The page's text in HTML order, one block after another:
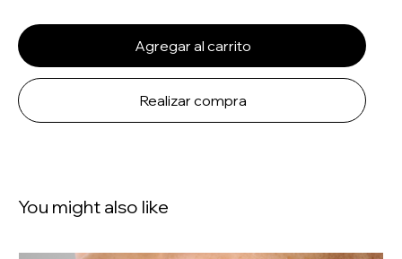
Agregar al carrito
Realizar compra
You might also like